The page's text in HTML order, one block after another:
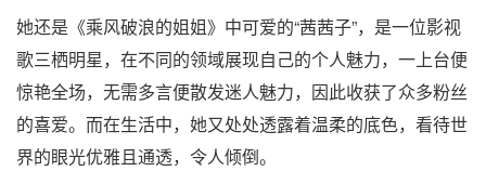
她还是《乘风破浪的姐姐》中可爱的“茜茜子”，是一位影视
歌三栖明星，在不同的领域展现自己的个人魅力，一上台便
惊艳全场，无需多言便散发迷人魅力，因此收获了众多粉丝
的喜爱。而在生活中，她又处处透露着温柔的底色，看待世
界的眼光优雅且通透，令人倾倒。